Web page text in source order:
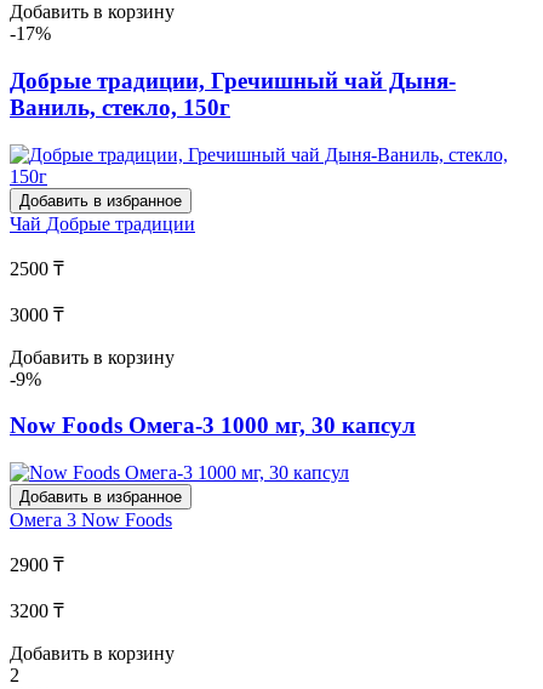
Добавить в корзину
-17%
Добрые традиции, Гречишный чай Дыня-
Ваниль, стекло, 150г
Добавить в избранное
Чай Добрые традиции
2500 ₸
3000 ₸
Добавить в корзину
-9%
Now Foods Омега-3 1000 мг, 30 капсул
Добавить в избранное
Омега 3 Now Foods
2900 ₸
3200 ₸
Добавить в корзину
2